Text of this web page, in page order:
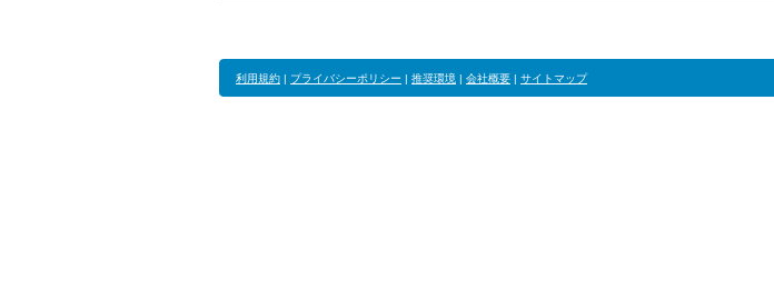
利用規約 | プライバシーポリシー | 推奨環境 | 会社概要 | サイトマップ